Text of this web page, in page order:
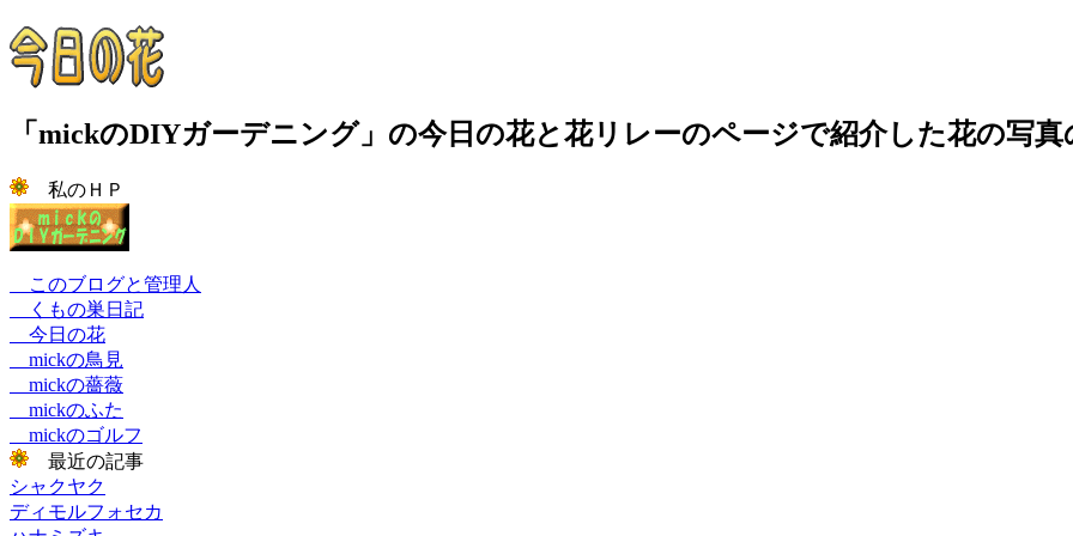
「mickのDIYガーデニング」の今日の花と花リレーのページで紹介した花の写
私のＨＰ
このブログと管理人
くもの巣日記
今日の花
mickの鳥見
mickの薔薇
mickのふた
mickのゴルフ
最近の記事
シャクヤク
ディモルフォセカ